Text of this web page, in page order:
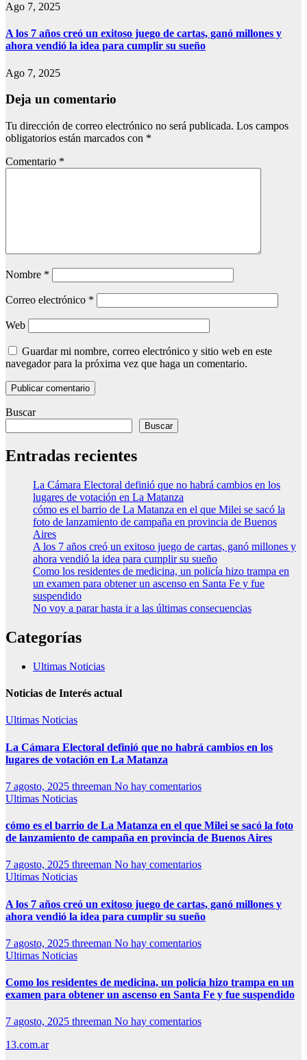
Ago 7, 2025
A los 7 años creó un exitoso juego de cartas, ganó millones y
ahora vendió la idea para cumplir su sueño
Ago 7, 2025
Deja un comentario
Tu dirección de correo electrónico no será publicada. Los campos
obligatorios están marcados con *
Comentario *
Nombre *
Correo electrónico *
Web
Guardar mi nombre, correo electrónico y sitio web en este
navegador para la próxima vez que haga un comentario.
Buscar
Buscar
Entradas recientes
La Cámara Electoral definió que no habrá cambios en los
lugares de votación en La Matanza
cómo es el barrio de La Matanza en el que Milei se sacó la
foto de lanzamiento de campaña en provincia de Buenos
Aires
A los 7 años creó un exitoso juego de cartas, ganó millones y
ahora vendió la idea para cumplir su sueño
Como los residentes de medicina, un policía hizo trampa en
un examen para obtener un ascenso en Santa Fe y fue
suspendido
No voy a parar hasta ir a las últimas consecuencias
Categorías
Ultimas Noticias
Noticias de Interés actual
Ultimas Noticias
La Cámara Electoral definió que no habrá cambios en los
lugares de votación en La Matanza
7 agosto, 2025 threeman No hay comentarios
Ultimas Noticias
cómo es el barrio de La Matanza en el que Milei se sacó la foto
de lanzamiento de campaña en provincia de Buenos Aires
7 agosto, 2025 threeman No hay comentarios
Ultimas Noticias
A los 7 años creó un exitoso juego de cartas, ganó millones y
ahora vendió la idea para cumplir su sueño
7 agosto, 2025 threeman No hay comentarios
Ultimas Noticias
Como los residentes de medicina, un policía hizo trampa en un
examen para obtener un ascenso en Santa Fe y fue suspendido
7 agosto, 2025 threeman No hay comentarios
13.com.ar